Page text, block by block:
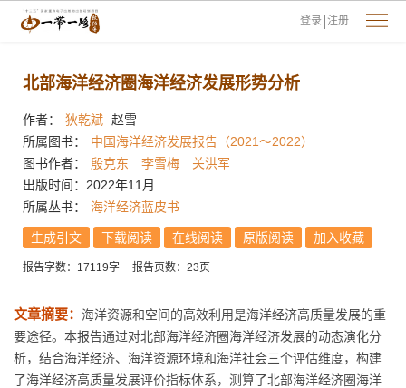
登录 注册
北部海洋经济圈海洋经济发展形势分析
作者： 狄乾斌 赵雪
所属图书：
中国海洋经济发展报告（2021～2022）
图书作者：
殷克东 李雪梅
关洪军
出版时间：2022年11月
所属丛书：
海洋经济蓝皮书
生成引文 下载阅读 在线阅读 原版阅读 加入收藏
报告字数：17119字 报告页数：23页
文章摘要： 海洋资源和空间的高效利用是海洋经济高质量发展的重
要途径。本报告通过对北部海洋经济圈海洋经济发展的动态演化分
析，结合海洋经济、海洋资源环境和海洋社会三个评估维度，构建
了海洋经济高质量发展评价指标体系，测算了北部海洋经济圈海洋